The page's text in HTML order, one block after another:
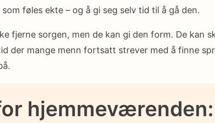
føles ekte – og å gi seg selv tid til å gå den.
fjerne sorgen, men de kan gi den form. De kan
der mange menn fortsatt strever med å finne